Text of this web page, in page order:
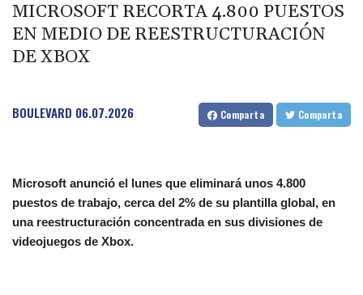
MICROSOFT RECORTA 4.800 PUESTOS
EN MEDIO DE REESTRUCTURACIÓN
DE XBOX
BOULEVARD 06.07.2026 Comparta Comparta
Microsoft anunció el lunes que eliminará unos 4.800
puestos de trabajo, cerca del 2% de su plantilla global, en
una reestructuración concentrada en sus divisiones de
videojuegos de Xbox.